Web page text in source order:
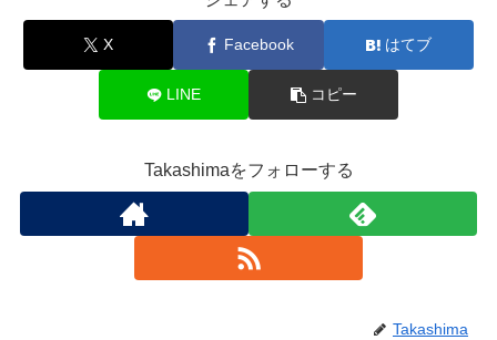
X Facebook はてブ
LINE コピー
Takashimaをフォローする
Takashima